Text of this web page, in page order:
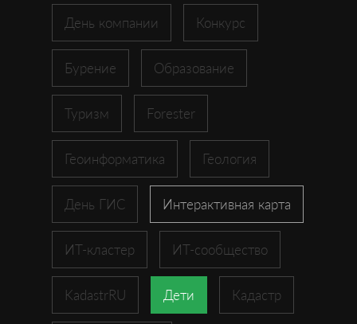
День компании Конкурс
Бурение Образование
Туризм Forester
Геоинформатика Геология
День ГИС Интерактивная карта
ИТ-кластер ИТ-сообщество
KadastrRU Дети Кадастр